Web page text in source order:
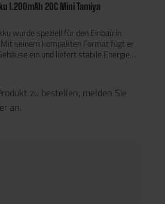
1.200mAh 20C Mini Tamiya
wurde speziell für den Einbau in
seinem kompakten Format fügt er
ein und liefert stabile Energie
zu bestellen, melden Sie
an.